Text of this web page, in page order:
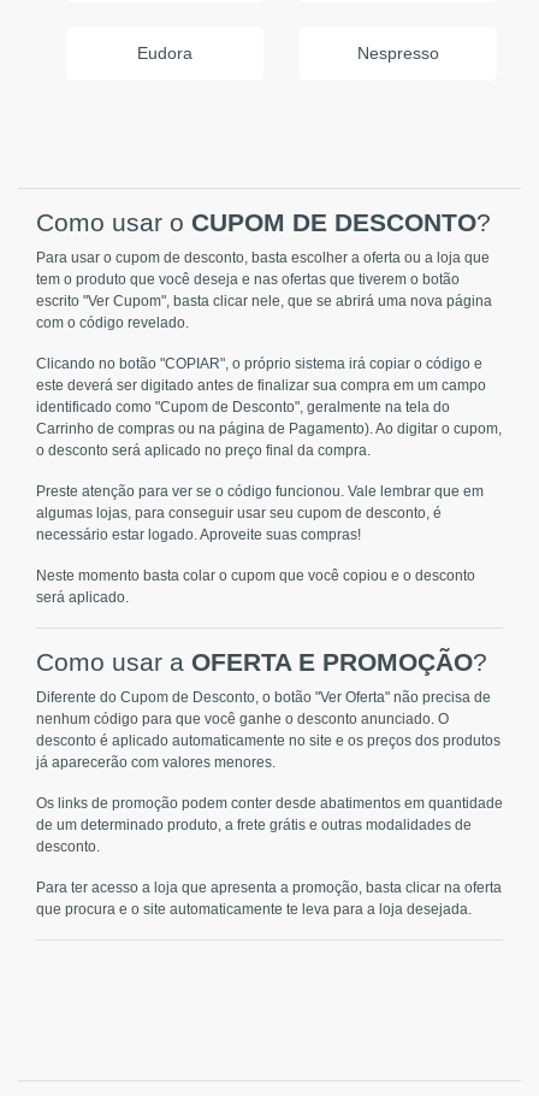
Eudora Nespresso
Como usar o CUPOM DE DESCONTO?
Para usar o cupom de desconto, basta escolher a oferta ou a loja que
tem o produto que você deseja e nas ofertas que tiverem o botão
escrito "Ver Cupom", basta clicar nele, que se abrirá uma nova página
com o código revelado.
Clicando no botão "COPIAR", o próprio sistema irá copiar o código e
este deverá ser digitado antes de finalizar sua compra em um campo
identificado como "Cupom de Desconto", geralmente na tela do
Carrinho de compras ou na página de Pagamento). Ao digitar o cupom,
o desconto será aplicado no preço final da compra.
Preste atenção para ver se o código funcionou. Vale lembrar que em
algumas lojas, para conseguir usar seu cupom de desconto, é
necessário estar logado. Aproveite suas compras!
Neste momento basta colar o cupom que você copiou e o desconto
será aplicado.
Como usar a OFERTA E PROMOÇÃO?
Diferente do Cupom de Desconto, o botão "Ver Oferta" não precisa de
nenhum código para que você ganhe o desconto anunciado. O
desconto é aplicado automaticamente no site e os preços dos produtos
já aparecerão com valores menores.
Os links de promoção podem conter desde abatimentos em quantidade
de um determinado produto, a frete grátis e outras modalidades de
desconto.
Para ter acesso a loja que apresenta a promoção, basta clicar na oferta
que procura e o site automaticamente te leva para a loja desejada.